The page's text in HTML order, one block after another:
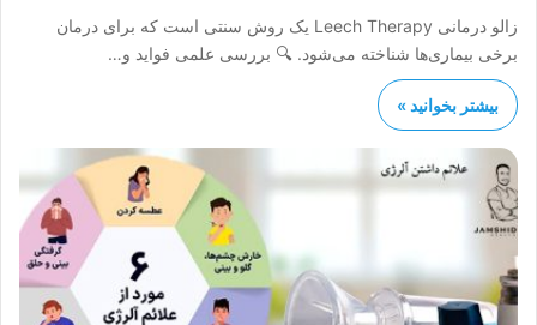
زالو درمانی Leech Therapy یک روش سنتی است که برای درمان
برخی بیماری‌ها شناخته می‌شود. 🔍 بررسی علمی فواید و…
بیشتر بخوانید »